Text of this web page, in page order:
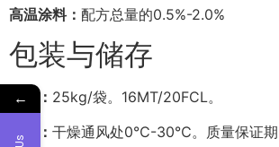
高温涂料： 配方总量的0.5%-2.0%
包装与储存
包装： 25kg/袋。16MT/20FCL。
储存： 干燥通风处0℃-30℃。质量保证期
←